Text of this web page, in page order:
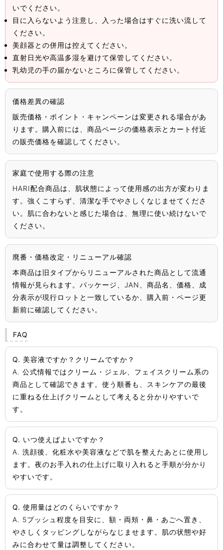
いでください。
目に入らないよう注意し、入った場合はすぐに洗い流して
ください。
美顔器との併用は控えてください。
直射日光や高温多湿を避けて保管してください。
乳幼児の手の届かないところに保管してください。
価格差異の確認
販売価格・ポイント・キャンペーンは変更される場合があ
ります。購入前には、商品ページの価格表示とカート付近
の販売価格を確認してください。
家庭で使用する際の注意
HARI配合商品は、肌状態によって使用感の出方が変わりま
す。強くこすらず、清潔な手でやさしくなじませてくださ
い。肌に合わないと感じた場合は、無理に使い続けないで
ください。
廃番・価格改定・リニューアル確認
本商品は旧タイプからリニューアルされた商品として流通
情報が見られます。パッケージ、JAN、商品名、価格、成
分表示が現行ロットと一致しているか、購入前・ページ更
新前に確認してください。
FAQ
Q. 美容液ですか？クリームですか？
A. 公式情報ではクリーム・ジェル、フェイスクリーム系の
商品として確認できます。使う順番も、スキンケアの最後
に重ねる仕上げクリームとして考えると分かりやすいで
す。
Q. いつ使えばよいですか？
A. 洗顔後、化粧水や美容液などで肌を整えたあとに使用し
ます。夜のお手入れの仕上げに取り入れると手順が分かり
やすいです。
Q. 使用量はどのくらいですか？
A. 5プッシュ程度を目安に、額・両頬・鼻・あごへ置き、
やさしくタッピングしながらなじませます。肌の状態や好
みに合わせて量は調整してください。